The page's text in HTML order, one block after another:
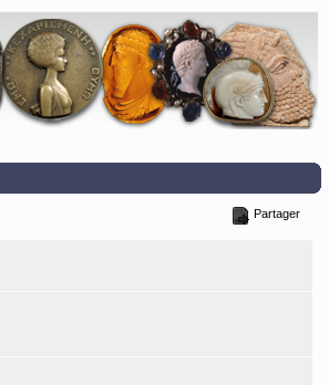
Partager